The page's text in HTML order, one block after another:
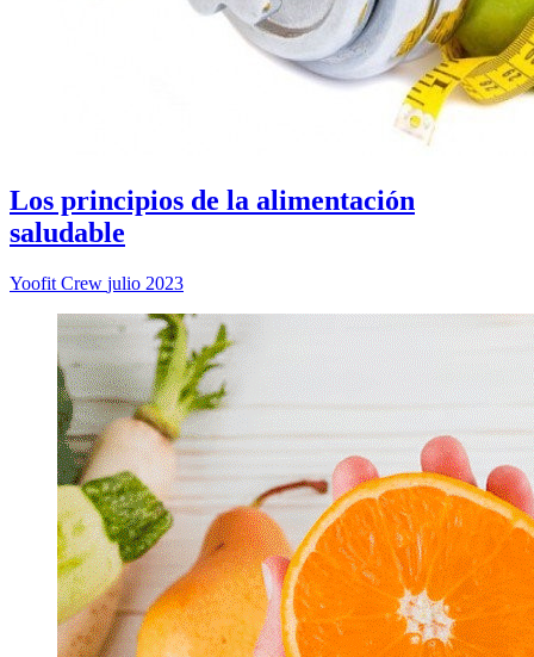
Los principios de la alimentación
saludable
Yoofit Crew julio 2023